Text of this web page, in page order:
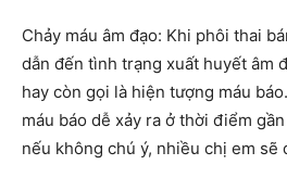
Chảy máu âm đạo: Khi phôi thai
dẫn đến tình trạng xuất huyết âm
hay còn gọi là hiện tượng máu
máu báo dễ xảy ra ở thời điểm
nếu không chú ý, nhiều chị em sẽ